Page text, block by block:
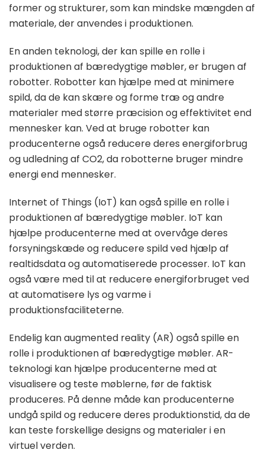
former og strukturer, som kan mindske mængden af
materiale, der anvendes i produktionen.
En anden teknologi, der kan spille en rolle i
produktionen af ​​bæredygtige møbler, er brugen af ​​
robotter. Robotter kan hjælpe med at minimere
spild, da de kan skære og forme træ og andre
materialer med større præcision og effektivitet end
mennesker kan. Ved at bruge robotter kan
producenterne også reducere deres energiforbrug
og udledning af CO2, da robotterne bruger mindre
energi end mennesker.
Internet of Things (IoT) kan også spille en rolle i
produktionen af bæredygtige møbler. IoT kan
hjælpe producenterne med at overvåge deres
forsyningskæde og reducere spild ved hjælp af
realtidsdata og automatiserede processer. IoT kan
også være med til at reducere energiforbruget ved
at automatisere lys og varme i
produktionsfaciliteterne.
Endelig kan augmented reality (AR) også spille en
rolle i produktionen af bæredygtige møbler. AR-
teknologi kan hjælpe producenterne med at
visualisere og teste møblerne, før de faktisk
produceres. På denne måde kan producenterne
undgå spild og reducere deres produktionstid, da de
kan teste forskellige designs og materialer i en
virtuel verden.